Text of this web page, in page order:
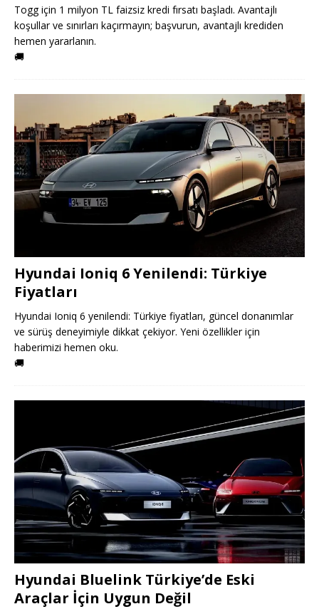
Togg için 1 milyon TL faizsiz kredi fırsatı başladı. Avantajlı
koşullar ve sınırları kaçırmayın; başvurun, avantajlı krediden
hemen yararlanın.
🚚
Hyundai Ioniq 6 Yenilendi: Türkiye
Fiyatları
Hyundai Ioniq 6 yenilendi: Türkiye fiyatları, güncel donanımlar
ve sürüş deneyimiyle dikkat çekiyor. Yeni özellikler için
haberimizi hemen oku.
🚚
Hyundai Bluelink Türkiye’de Eski
Araçlar İçin Uygun Değil